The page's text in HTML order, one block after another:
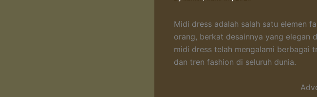
Midi dress adalah salah satu elemen
orang, berkat desainnya yang elegan
midi dress telah mengalami berbagai
dan tren fashion di seluruh dunia.